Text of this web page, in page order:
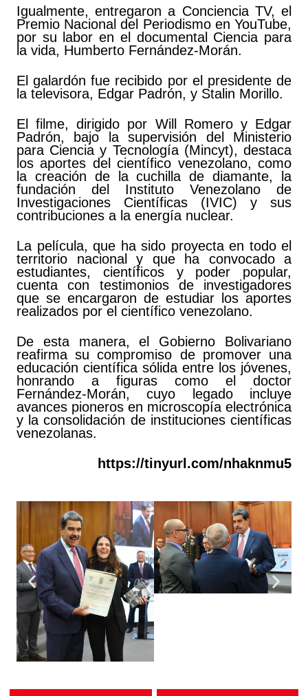
Igualmente, entregaron a Conciencia TV, el
Premio Nacional del Periodismo en YouTube,
por su labor en el documental Ciencia para
la vida, Humberto Fernández-Morán.
El galardón fue recibido por el presidente de
la televisora, Edgar Padrón, y Stalin Morillo.
El filme, dirigido por Will Romero y Edgar
Padrón, bajo la supervisión del Ministerio
para Ciencia y Tecnología (Mincyt), destaca
los aportes del científico venezolano, como
la creación de la cuchilla de diamante, la
fundación del Instituto Venezolano de
Investigaciones Científicas (IVIC) y sus
contribuciones a la energía nuclear.
La película, que ha sido proyecta en todo el
territorio nacional y que ha convocado a
estudiantes, científicos y poder popular,
cuenta con testimonios de investigadores
que se encargaron de estudiar los aportes
realizados por el científico venezolano.
De esta manera, el Gobierno Bolivariano
reafirma su compromiso de promover una
educación científica sólida entre los jóvenes,
honrando a figuras como el doctor
Fernández-Morán, cuyo legado incluye
avances pioneros en microscopía electrónica
y la consolidación de instituciones científicas
venezolanas.
https://tinyurl.com/nhaknmu5